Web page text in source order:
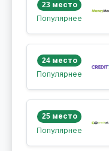
23 место
Популярнее
24 место
Популярнее
25 место
Популярнее